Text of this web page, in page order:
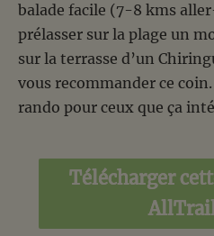
balade facile (7-8 kms
prélasser sur la plage un
sur la terrasse d’un
vous recommander ce
rando pour ceux que ça
Télécharger